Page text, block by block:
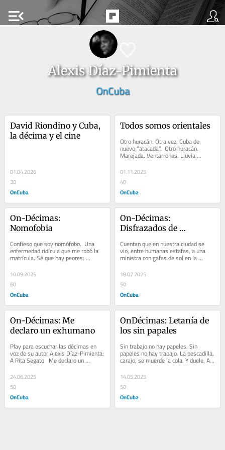
menu_open
Alexis Díaz-Pimienta
OnCuba
David Riondino y Cuba,
la décima y el cine
01.04.2026
30
OnCuba
Todos somos orientales
Otro huracán. Otra vez. Cuba de
nuevo “atacada”.  Otro huracán.
Marejada. Ventarrones. Lluvia
exprés. Un categoría 3. ...
01.11.2025
40
OnCuba
On-Décimas:
Nomofobia
Confieso que soy nomófobo.  Una
enfermedad ridícula que me robó la
matrícula. Sé que hay peores:
homófobo, fascista, ladrón,...
10.09.2025
60
OnCuba
On-Décimas:
Disfrazados de
Cuentan que en nuestra ciudad se
vio, entre humanas estafas, a una
ministra con gafas de sol en la
oscuridad. Que leyó la realidad con un
cristal...
18.07.2025
50
OnCuba
On-Décimas: Me
declaro un exhumano
Play para escuchar las décimas en
voz de su autor Alexis Díaz-Pimienta:
A Rita Segato   Me declaro un
exhumano. No quiero pertenecer a
esta...
24.06.2025
50
OnCuba
OnDécimas: Letanía de
los sin papales
Sin trabajo no hay papeles. Sin
papeles no hay trabajo. La pescadilla,
carajo, se muerde la cola. Y duele. Ay,
soledad, a qué hueles. Ay, miedos,...
14.05.2025
50
OnCuba